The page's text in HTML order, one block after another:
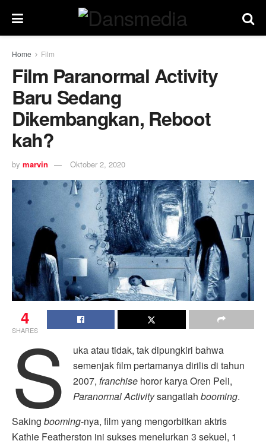
Home Film
Film Paranormal Activity
Baru Sedang
Dikembangkan, Reboot
kah?
by marvin Oktober 2, 2020
4
SHARES
S
uka atau tidak, tak dipungkiri bahwa
semenjak film pertamanya dirilis di tahun
2007,franchise horor karya Oren Peli,
Paranormal Activitysangatlahbooming.
Saking booming-nya, film yang mengorbitkan aktris
Kathie Featherston ini sukses menelurkan 3 sekuel, 1